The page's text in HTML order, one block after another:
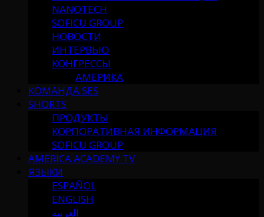
NANOTECH
SOFICU GROUP
НОВОСТИ
ИНТЕРВЬЮ
КОНГРЕССЫ
АМЕРИКА
КОМАНДА SES
SHORTS
ПРОДУКТЫ
КОРПОРАТИВНАЯ ИНФОРМАЦИЯ
SOFICU GROUP
AMERICA ACADEMY TV
ЯЗЫКИ
ESPAÑOL
ENGLISH
العربية